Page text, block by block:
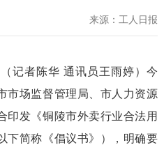
来源： 工人日报
记者陈华 通讯员王雨婷）今
市场监督管理局、市人力资源
印发《铜陵市外卖行业合法用
下简称《倡议书》），明确要